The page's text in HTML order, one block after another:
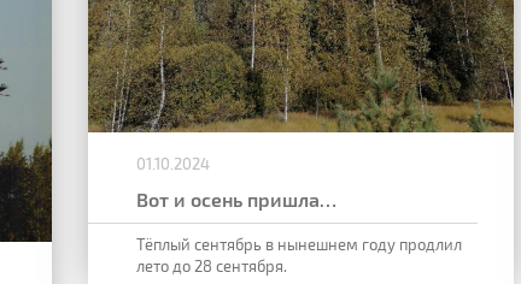
01.10.2024
Вот и осень пришла…
Тёплый сентябрь в нынешнем году продлил
лето до 28 сентября.